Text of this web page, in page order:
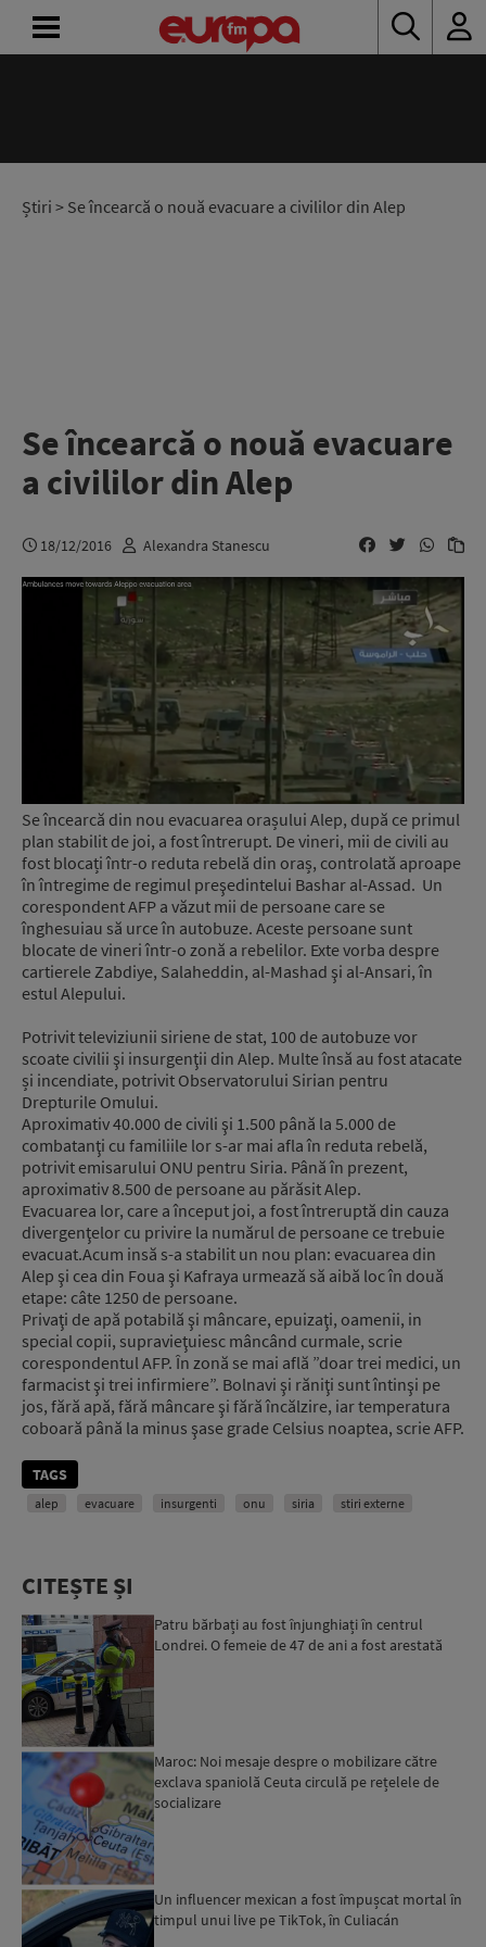
Știri > Se încearcă o nouă evacuare a civililor din Alep
Se încearcă o nouă evacuare
a civililor din Alep
18/12/2016 Alexandra Stanescu
Se încearcă din nou evacuarea orașului Alep, după ce primul
plan stabilit de joi, a fost întrerupt. De vineri, mii de civili au
fost blocați într-o reduta rebelă din oraș, controlată aproape
în întregime de regimul preşedintelui Bashar al-Assad. Un
corespondent AFP a văzut mii de persoane care se
înghesuiau să urce în autobuze. Aceste persoane sunt
blocate de vineri într-o zonă a rebelilor. Exte vorba despre
cartierele Zabdiye, Salaheddin, al-Mashad şi al-Ansari, în
estul Alepului.
Potrivit televiziunii siriene de stat, 100 de autobuze vor
scoate civilii şi insurgenţii din Alep. Multe însă au fost atacate
și incendiate, potrivit Observatorului Sirian pentru
Drepturile Omului.
Aproximativ 40.000 de civili şi 1.500 până la 5.000 de
combatanţi cu familiile lor s-ar mai afla în reduta rebelă,
potrivit emisarului ONU pentru Siria. Până în prezent,
aproximativ 8.500 de persoane au părăsit Alep.
Evacuarea lor, care a început joi, a fost întreruptă din cauza
divergenţelor cu privire la numărul de persoane ce trebuie
evacuat.Acum insă s-a stabilit un nou plan: evacuarea din
Alep şi cea din Foua şi Kafraya urmează să aibă loc în două
etape: câte 1250 de persoane.
Privaţi de apă potabilă şi mâncare, epuizaţi, oamenii, in
special copii, supravieţuiesc mâncând curmale, scrie
corespondentul AFP. În zonă se mai află ”doar trei medici, un
farmacist şi trei infirmiere”. Bolnavi şi răniţi sunt întinşi pe
jos, fără apă, fără mâncare şi fără încălzire, iar temperatura
coboară până la minus şase grade Celsius noaptea, scrie AFP.
TAGS
alep evacuare insurgenti onu siria stiri externe
CITEȘTE ȘI
Patru bărbați au fost înjunghiați în centrul
Londrei. O femeie de 47 de ani a fost arestată
Maroc: Noi mesaje despre o mobilizare către
exclava spaniolă Ceuta circulă pe rețelele de
socializare
Un influencer mexican a fost împușcat mortal în
timpul unui live pe TikTok, în Culiacán
RADIO